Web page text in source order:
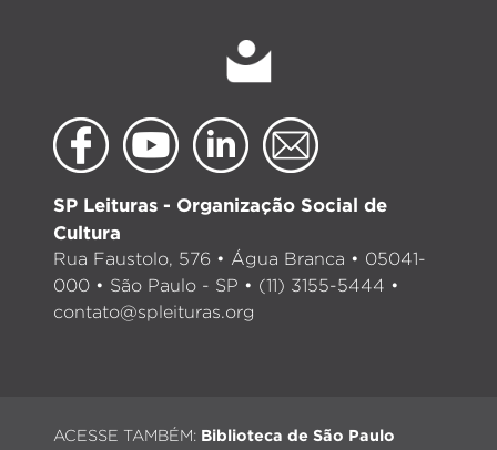
SP Leituras - Organização Social de
Cultura
Rua Faustolo, 576 • Água Branca • 05041-
000 • São Paulo - SP • (11) 3155-5444 •
contato@spleituras.org
ACESSE TAMBÉM: Biblioteca de São Paulo